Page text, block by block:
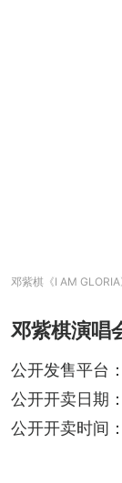
邓紫棋《I AM
邓紫棋演唱
公开发售平台：
公开开卖日期
公开开卖时间